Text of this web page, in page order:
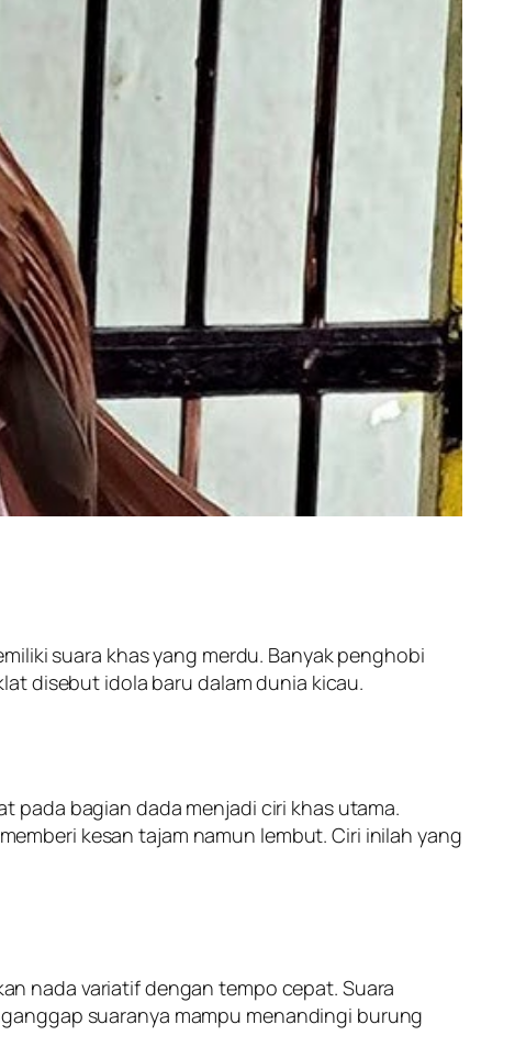
suara khas yang merdu. Banyak penghobi
disebut idola baru dalam dunia kicau.
pada bagian dada menjadi ciri khas utama.
kesan tajam namun lembut. Ciri inilah yang
nada variatif dengan tempo cepat. Suara
suaranya mampu menandingi burung